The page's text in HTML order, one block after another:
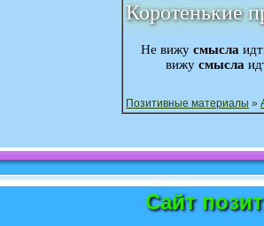
Коротенькие
Не вижу смысла
вижу смысла
Позитивные материалы »
Сайт